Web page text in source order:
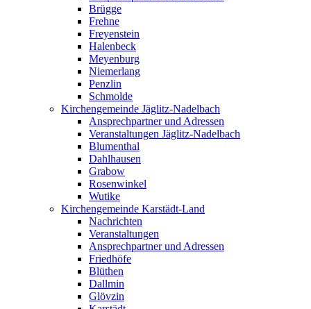
Brügge
Frehne
Freyenstein
Halenbeck
Meyenburg
Niemerlang
Penzlin
Schmolde
Kirchengemeinde Jäglitz-Nadelbach
Ansprechpartner und Adressen
Veranstaltungen Jäglitz-Nadelbach
Blumenthal
Dahlhausen
Grabow
Rosenwinkel
Wutike
Kirchengemeinde Karstädt-Land
Nachrichten
Veranstaltungen
Ansprechpartner und Adressen
Friedhöfe
Blüthen
Dallmin
Glövzin